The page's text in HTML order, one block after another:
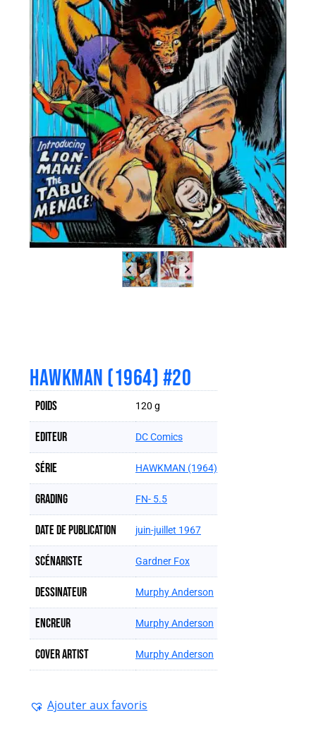
HAWKMAN (1964) #20
Poids 120 g
Editeur DC Comics
Série HAWKMAN (1964)
Grading FN- 5.5
Date de publication juin-juillet 1967
Scénariste Gardner Fox
Dessinateur Murphy Anderson
Encreur Murphy Anderson
Cover artist Murphy Anderson
Ajouter aux favoris